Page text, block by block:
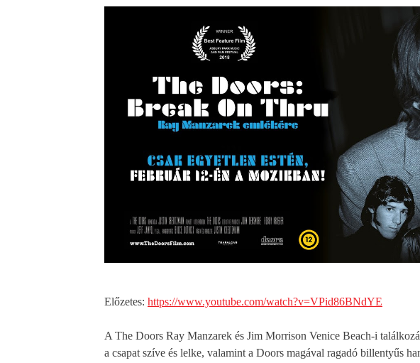
Előzetes: https://www.youtube.com/watch?v=VPid86BNdYE
A The Doors Ray Manzarek és Jim Morrison Venice Beach-i
a csapat szíve és lelke, valamint a Doors magával ragadó billentyűs